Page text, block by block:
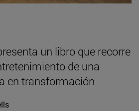
un libro que recorre
de una
en transformación